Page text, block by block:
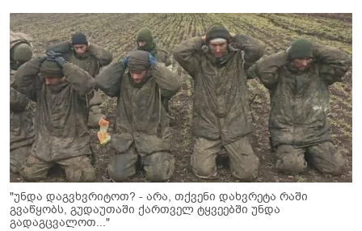
"უნდა დაგვხვრიტოთ? - არა, თქვენი დახვრეტა რაში
გვაწყობს, გუდაუთაში ქართველ ტყვეებში უნდა
გადაგცვალოთ..."